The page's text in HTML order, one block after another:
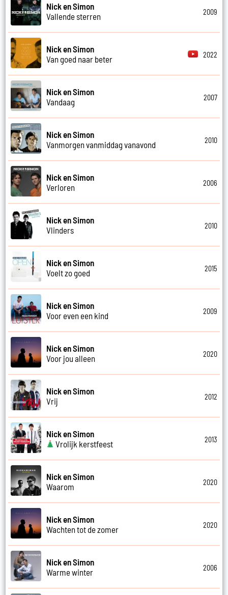
Nick en Simon
Vallende sterren
2009
Nick en Simon
Van goed naar beter
2022
Nick en Simon
Vandaag
2007
Nick en Simon
Vanmorgen vanmiddag vanavond
2010
Nick en Simon
Verloren
2006
Nick en Simon
Vlinders
2010
Nick en Simon
Voelt zo goed
2015
Nick en Simon
Voor even een kind
2009
Nick en Simon
Voor jou alleen
2020
Nick en Simon
Vrij
2012
Nick en Simon
Vrolijk kerstfeest
2013
Nick en Simon
Waarom
2020
Nick en Simon
Wachten tot de zomer
2020
Nick en Simon
Warme winter
2006